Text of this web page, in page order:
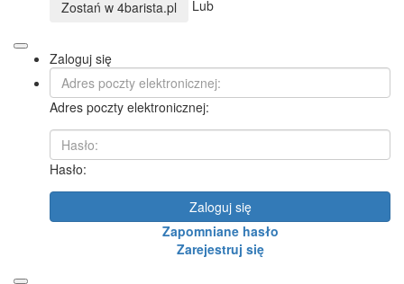
Zostań w 4barista.pl Lub
Zaloguj się
Adres poczty elektronicznej:
Hasło:
Zaloguj się
Zapomniane hasło
Zarejestruj się